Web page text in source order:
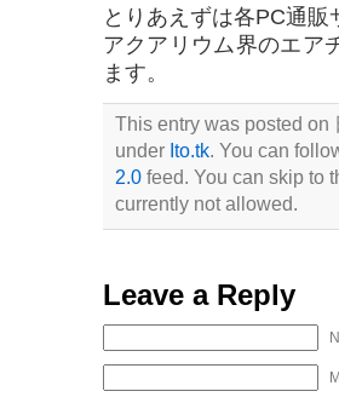
とりあえずは各PC通販
アクアリウム界のエア
ます。
This entry was posted on
under Ito.tk. You can
2.0feed. You can skip to
currently not allowed.
Leave a Reply